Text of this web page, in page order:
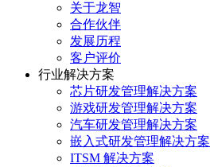
关于龙智
合作伙伴
发展历程
客户评价
行业解决方案
芯片研发管理解决方案
游戏研发管理解决方案
汽车研发管理解决方案
嵌入式研发管理解决方案
ITSM 解决方案